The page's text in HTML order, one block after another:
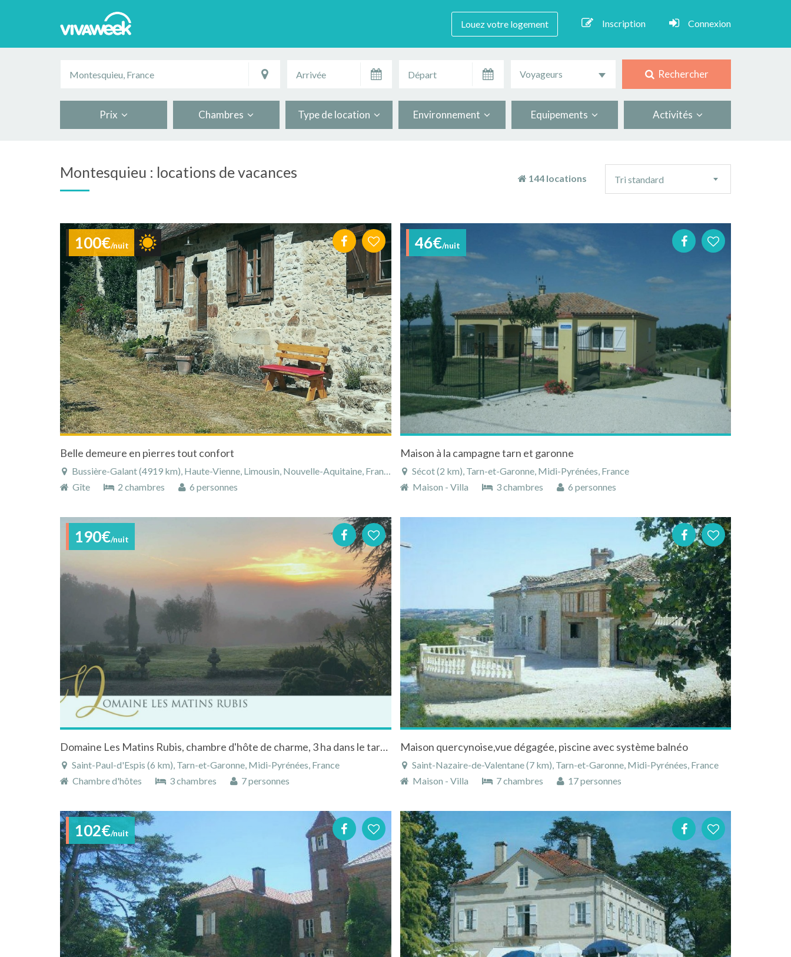
Louez votre logement Inscription Connexion
Voyageurs Rechercher
Prix Chambres Type de location Environnement Equipements Activités
Montesquieu : locations de vacances 144 locations
tri
Tri standard
100€/nuit
Belle demeure en pierres tout confort
Bussière-Galant (4919 km), Haute-Vienne, Limousin, Nouvelle-Aquitaine, France
Gîte
2 chambres 6 personnes
46€/nuit
Maison à la campagne tarn et garonne
Sécot (2 km), Tarn-et-Garonne, Midi-Pyrénées, France
Maison - Villa
3 chambres 6 personnes
190€/nuit
Domaine Les Matins Rubis, chambre d'hôte de charme, 3 ha dans le tarn & garonne
Saint-Paul-d'Espis (6 km), Tarn-et-Garonne, Midi-Pyrénées, France
Chambre d'hôtes
3 chambres 7 personnes
Maison quercynoise,vue dégagée, piscine avec système balnéo
Saint-Nazaire-de-Valentane (7 km), Tarn-et-Garonne, Midi-Pyrénées, France
Maison - Villa
7 chambres 17 personnes
102€/nuit